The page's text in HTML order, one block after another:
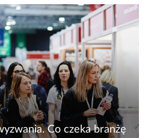
trend longevity
zdrowego stylu życia,
diety jest
kluczowym
z...
Co czeka branżę